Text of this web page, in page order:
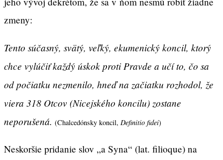
zmeny:
Tento súčasný, svätý, veľký, ekumenický koncil, ktorý
chce vylúčiť každý úskok proti Pravde a učí to, čo sa
od počiatku nezmenilo, hneď na začiatku rozhodol, že
viera 318 Otcov (Nicejského koncilu) zostane
neporušená. (Chalcedónsky koncil, Definitio fidei)
Neskoršie pridanie slov „a Syna“ (lat. filioque) na